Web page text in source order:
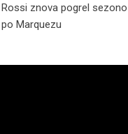
Rossi znova pogrel sezono
Marquezu